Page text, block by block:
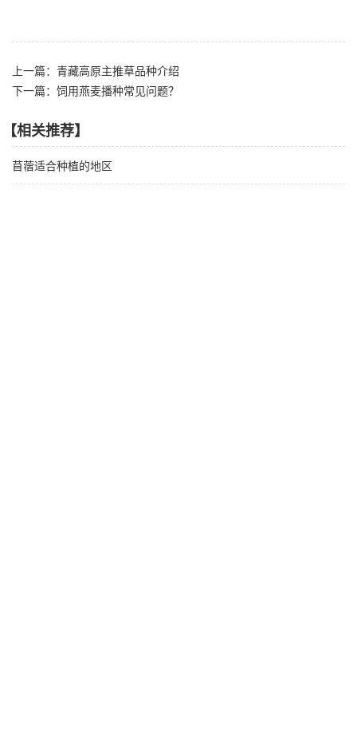
上一篇：青藏高原主推草品种介绍
下一篇：饲用燕麦播种常见问题？
【相关推荐】
苜蓿适合种植的地区